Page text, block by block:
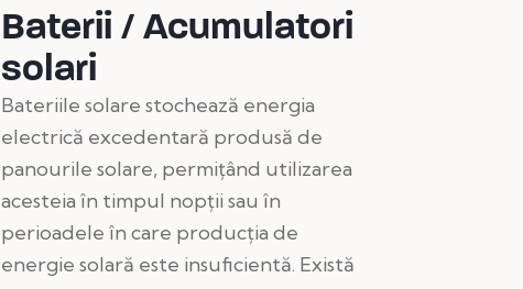
Baterii / Acumulatori
solari
Bateriile solare stochează energia
electrică excedentară produsă de
panourile solare, permițând utilizarea
acesteia în timpul nopții sau în
perioadele în care producția de
energie solară este insuficientă. Există